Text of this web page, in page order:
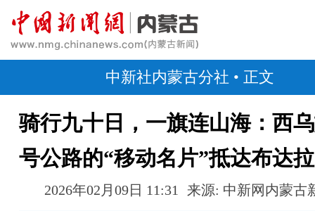
中新社内蒙古分社 • 正文
骑行九十日，一旗连山海：西
号公路的“移动名片”抵达布达
2026年02月09日 11:31 来源: 中新网内蒙古